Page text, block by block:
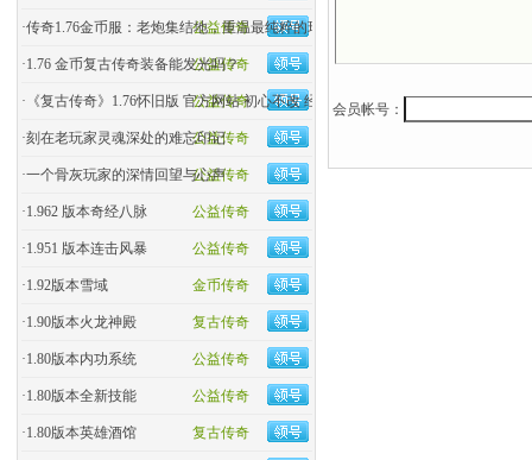
公益传奇
·传奇1.76金币服：老炮集结地，重温最纯粹的玛法热血！
公益传奇
·1.76 金币复古传奇装备能发光吗？
公益传奇
· 《复古传奇》1.76怀旧版 官方网站 初心不改 经典回归
公益传奇
·刻在老玩家灵魂深处的难忘印记
公益传奇
·一个骨灰玩家的深情回望与心声
公益传奇
·1.962 版本奇经八脉
公益传奇
·1.951 版本连击风暴
金币传奇
·1.92版本雪域
复古传奇
·1.90版本火龙神殿
公益传奇
·1.80版本内功系统
公益传奇
·1.80版本全新技能
复古传奇
·1.80版本英雄酒馆
会员帐号：